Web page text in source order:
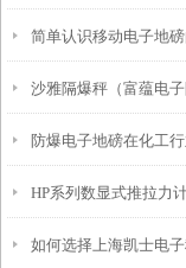
简单认识移动电子地
沙雅隔爆秤（富蕴电
布查尔带打印吊秤维修
防爆电子地磅在化工
HP系列数显式推拉力
如何选择上海凯士电